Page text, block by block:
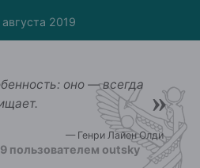
августа 2019
оно — всегда
»
— Генри Лайон Олди
пользователем outsky